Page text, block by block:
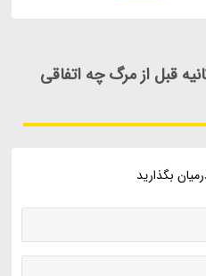
قبل از مرگ چه اتفاقی
بگذارید